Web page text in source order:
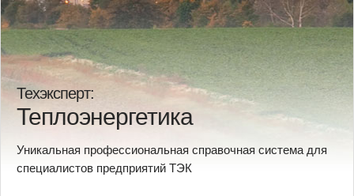
Техэксперт:
Теплоэнергетика
Уникальная профессиональная справочная система для
специалистов предприятий ТЭК